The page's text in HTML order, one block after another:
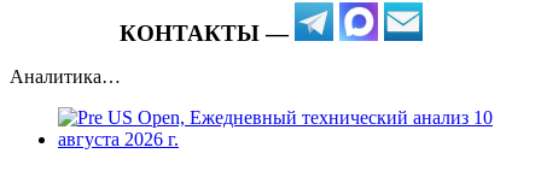
КОНТАКТЫ —
Аналитика…